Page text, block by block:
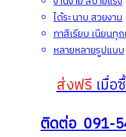
ได้ระนาบ สวยงาม
ทาสีเรียบ เนียนทุ
หลายหลายรูปแบบ
ส่งฟรีเมื่อ
ติดต่อ 091-